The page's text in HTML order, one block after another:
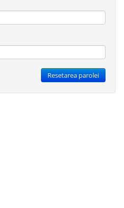
Resetarea parolei